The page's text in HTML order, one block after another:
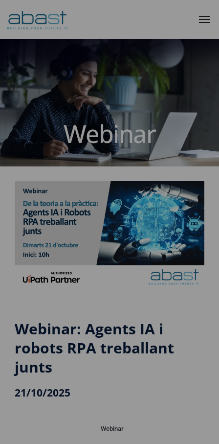
Webinar
Webinar: Agents IA i
robots RPA treballant
junts
21/10/2025
Webinar